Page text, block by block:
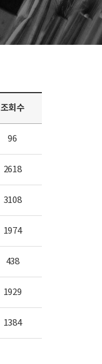
조회수
96
2618
3108
1974
438
1929
1384